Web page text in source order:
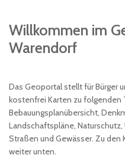
Willkommen im
Warendorf
Das Geoportal stellt für Bürger
kostenfrei Karten zu folgenden
Bebauungsplanübersicht,
Landschaftspläne,
Straßen und Gewässer. Zu den
weiter unten.